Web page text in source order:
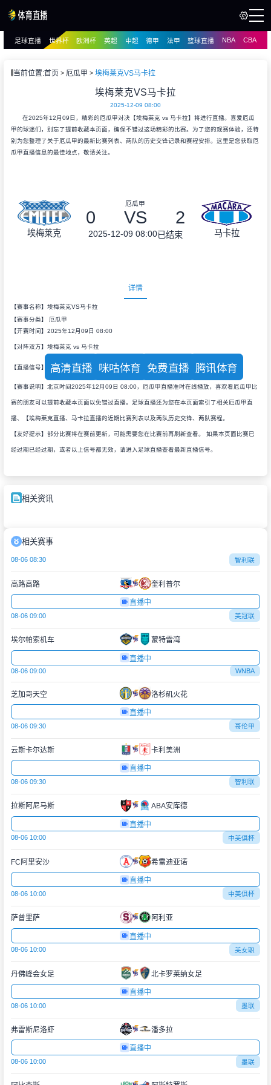
播
足球直播 世界杯 欧洲杯 英超 中超 德甲 法甲 篮球直播 NBA CBA
当前位置:首页 厄瓜甲 埃梅莱克VS马卡拉
埃梅莱克VS马卡拉
2025-12-09 08:00
在2025年12月09日，精彩的厄瓜甲对决【埃梅莱克 vs 马卡拉】将进行直播。喜爱厄瓜
甲的球迷们，别忘了提前收藏本页面，确保不错过这场精彩的比赛。为了您的观赛体验，还特
别为您整理了关于厄瓜甲的最新比赛列表、两队的历史交锋记录和赛程安排。这里是您获取厄
瓜甲直播信息的最佳地点，敬请关注。
埃梅莱克
厄瓜甲
0 VS 2
2025-12-09 08:00已结束 马卡拉
详情
【赛事名称】埃梅莱克VS马卡拉
【赛事分类】 厄瓜甲
【开赛时间】2025年12月09日 08:00
【对阵双方】埃梅莱克 vs 马卡拉
【直播信号】 高清直播 咪咕体育 免费直播 腾讯体育
【赛事说明】北京时间2025年12月09日 08:00，厄瓜甲直播准时在线播放，喜欢看厄瓜甲比
赛的朋友可以提前收藏本页面以免错过直播。足球直播还为您在本页面索引了相关厄瓜甲直
播、【埃梅莱克直播、马卡拉直播的近期比赛列表以及两队历史交锋、两队赛程。
【友好提示】部分比赛将在赛前更新，可能需要您在比赛前再刷新查看。 如果本页面比赛已
经过期已经过期，或者以上信号都无效，请进入足球直播查看最新直播信号。
相关资讯
相关赛事
08-06 08:30 智利联
高路高路 奎利普尔
直播中
08-06 09:00 美冠联
埃尔帕索机车 蒙特雷湾
直播中
08-06 09:00 WNBA
芝加哥天空 洛杉矶火花
直播中
08-06 09:30 哥伦甲
云斯卡尔达斯 卡利美洲
直播中
08-06 09:30 智利联
拉斯阿尼马斯 ABA安库德
直播中
08-06 10:00 中美俱杯
FC阿里安沙 希雷迪亚诺
直播中
08-06 10:00 中美俱杯
萨普里萨 阿利亚
直播中
08-06 10:00 美女职
丹佛峰会女足 北卡罗莱纳女足
直播中
08-06 10:00 墨联
弗雷斯尼洛虾 潘多拉
直播中
08-06 10:00 墨联